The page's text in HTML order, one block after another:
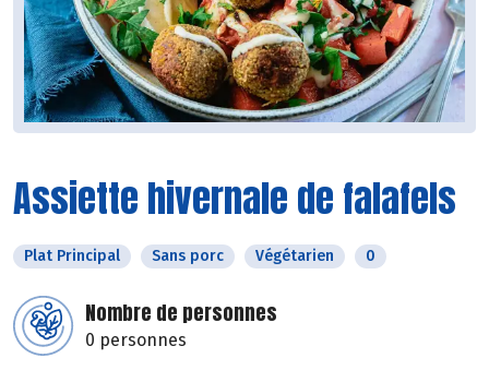
Assiette hivernale de falafels
Plat Principal Sans porc Végétarien 0
Nombre de personnes
0 personnes